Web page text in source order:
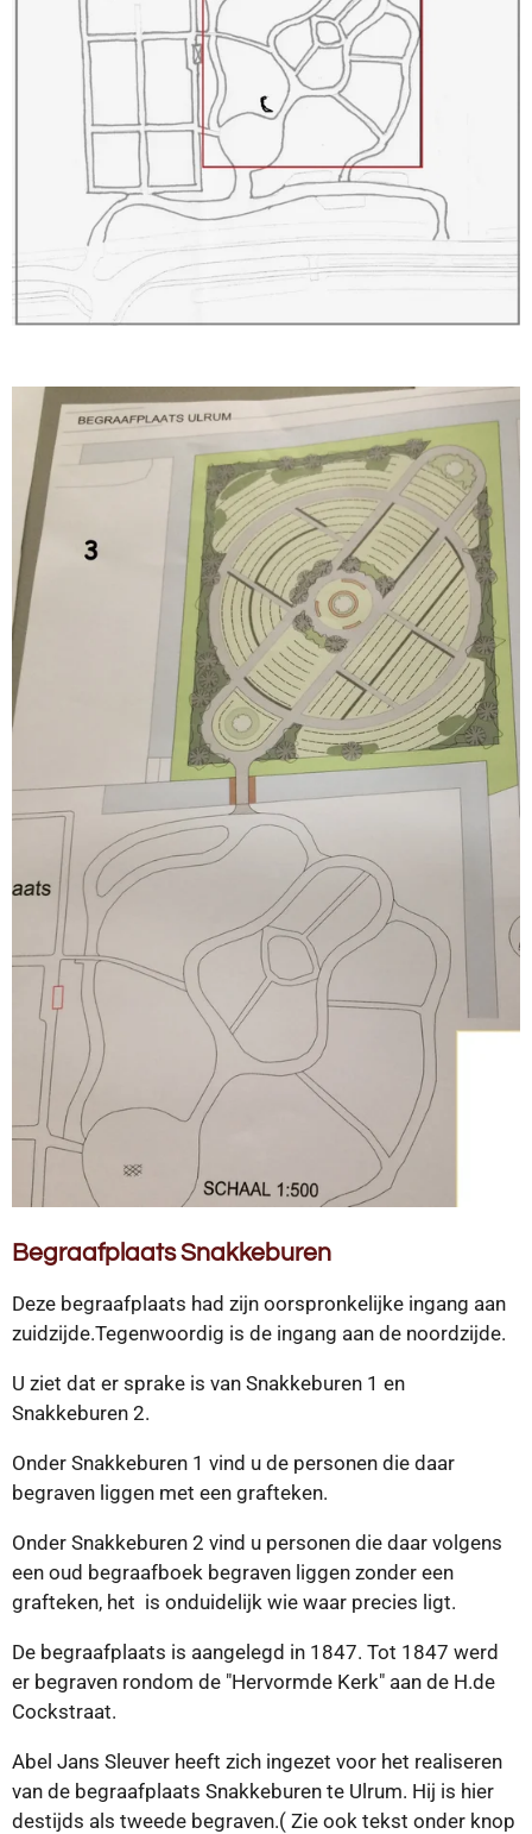
Begraafplaats Snakkeburen
Deze begraafplaats had zijn oorspronkelijke ingang aan
zuidzijde.Tegenwoordig is de ingang aan de noordzijde.
U ziet dat er sprake is van Snakkeburen 1 en
Snakkeburen 2.
Onder Snakkeburen 1 vind u de personen die daar
begraven liggen met een grafteken.
Onder Snakkeburen 2 vind u personen die daar volgens
een oud begraafboek begraven liggen zonder een
grafteken, het is onduidelijk wie waar precies ligt.
De begraafplaats is aangelegd in 1847. Tot 1847 werd
er begraven rondom de "Hervormde Kerk" aan de H.de
Cockstraat.
Abel Jans Sleuver heeft zich ingezet voor het realiseren
van de begraafplaats Snakkeburen te Ulrum. Hij is hier
destijds als tweede begraven.( Zie ook tekst onder knop